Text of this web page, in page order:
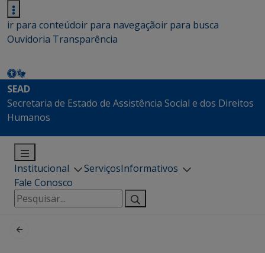
ir para conteúdoir para navegaçãoir para busca
Ouvidoria Transparência
SEAD
Secretaria de Estado de Assistência Social e dos Direitos
Humanos
Institucional ServiçosInformativos
Fale Conosco
Pesquisar
por: